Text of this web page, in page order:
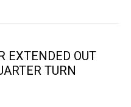
EXTENDED OUT
TURN